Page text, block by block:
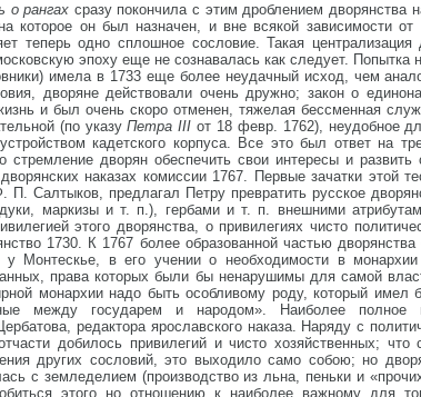
о рангах сразу покончила с этим дроблением дворянства
которое он был назначен, и вне всякой зависимости
теперь одно сплошное сословие. Такая
эпоху еще не сознавалась как следует.
имела в 1733 еще более неудачный исход, чем
дворяне действовали очень дружно; закон о
и был очень скоро отменен, тяжелая бессменная
(по указуПетра IIIот 18 февр. 1762), неудобное
кадетского корпуса. Все это был ответ на
стремление дворян обеспечить свои интересы и
наказах комиссии 1767. Первые зачатки этой
П. Салтыков, предлагал Петру превратить русское
маркизы и т. п.), гербами и т. п. внешними
этого дворянства, о привилегиях чисто
1730. К 1767 более образованной частью
у Монтескье, в его учении о необходимости в
права которых были бы ненарушимы для самой
монархии надо быть особливому роду, который имел
между государем и народом». Наиболее
редактора ярославского наказа. Наряду с
добилось привилегий и чисто хозяйственных;
других сословий, это выходило само собою; но
с земледелием (производство из льна, пеньки и
этого но отношению к наиболее важному для